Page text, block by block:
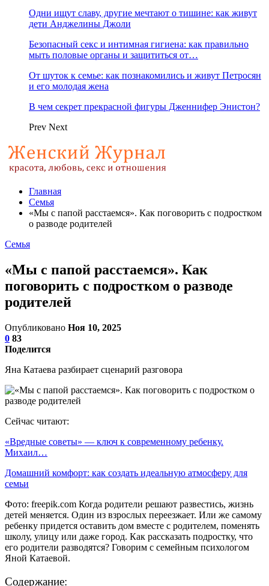
Одни ищут славу, другие мечтают о тишине: как живут
дети Анджелины Джоли
Безопасный секс и интимная гигиена: как правильно
мыть половые органы и защититься от…
От шуток к семье: как познакомились и живут Петросян
и его молодая жена
В чем секрет прекрасной фигуры Дженнифер Энистон?
Prev Next
Главная
Семья
«Мы с папой расстаемся». Как поговорить с подростком
о разводе родителей
Семья
«Мы с папой расстаемся». Как
поговорить с подростком о разводе
родителей
Опубликовано Ноя 10, 2025
0 83
Поделится
Яна Катаева разбирает сценарий разговора
Сейчас читают:
«Вредные советы» — ключ к современному ребенку.
Михаил…
Домашний комфорт: как создать идеальную атмосферу для
семьи
Фото: freepik.com Когда родители решают развестись, жизнь
детей меняется. Один из взрослых переезжает. Или же самому
ребенку придется оставить дом вместе с родителем, поменять
школу, улицу или даже город. Как рассказать подростку, что
его родители разводятся? Говорим с семейным психологом
Яной Катаевой.
Содержание: